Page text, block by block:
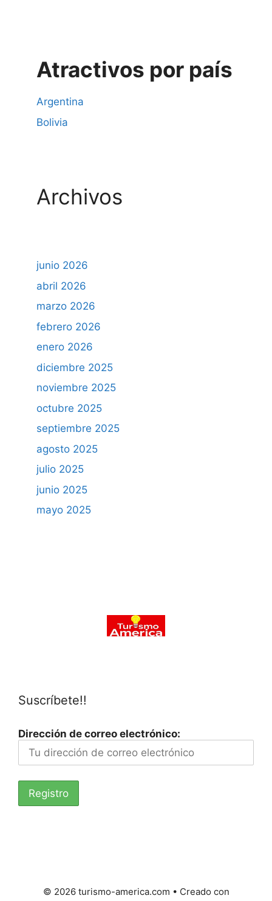
Atractivos por país
Argentina
Bolivia
Archivos
junio 2026
abril 2026
marzo 2026
febrero 2026
enero 2026
diciembre 2025
noviembre 2025
octubre 2025
septiembre 2025
agosto 2025
julio 2025
junio 2025
mayo 2025
Suscríbete!!
Dirección de correo electrónico:
© 2026 turismo-america.com • Creado con